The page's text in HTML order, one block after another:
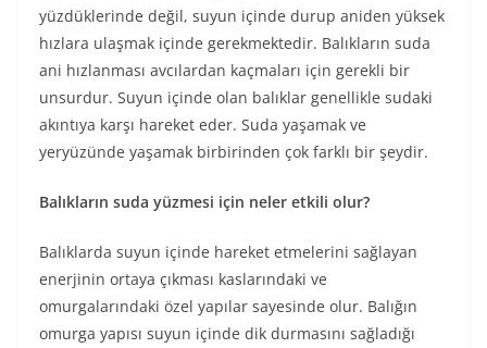
yüzdüklerinde değil, suyun içinde durup aniden yüksek
hızlara ulaşmak içinde gerekmektedir. Balıkların suda
ani hızlanması avcılardan kaçmaları için gerekli bir
unsurdur. Suyun içinde olan balıklar genellikle sudaki
akıntıya karşı hareket eder. Suda yaşamak ve
yeryüzünde yaşamak birbirinden çok farklı bir şeydir.
Balıkların suda yüzmesi için neler etkili olur?
Balıklarda suyun içinde hareket etmelerini sağlayan
enerjinin ortaya çıkması kaslarındaki ve
omurgalarındaki özel yapılar sayesinde olur. Balığın
omurga yapısı suyun içinde dik durmasını sağladığı